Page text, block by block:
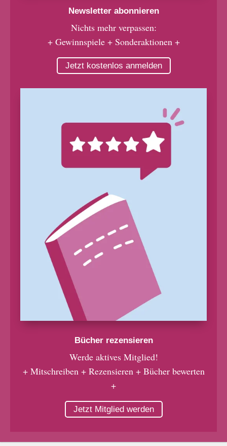
Newsletter abonnieren
Nichts mehr verpassen:
+ Gewinnspiele + Sonderaktionen +
Jetzt kostenlos anmelden
Bücher rezensieren
Werde aktives Mitglied!
+ Mitschreiben + Rezensieren + Bücher bewerten
+
Jetzt Mitglied werden